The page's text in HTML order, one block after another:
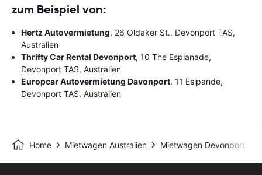
zum Beispiel von:
Hertz Autovermietung, 26 Oldaker St., Devonport TAS,
Australien
Thrifty Car Rental Devonport, 10 The Esplanade,
Devonport TAS, Australien
Europcar Autovermietung Davonport, 11 Eslpande,
Devonport TAS, Australien
Home Mietwagen Australien Mietwagen Devonport